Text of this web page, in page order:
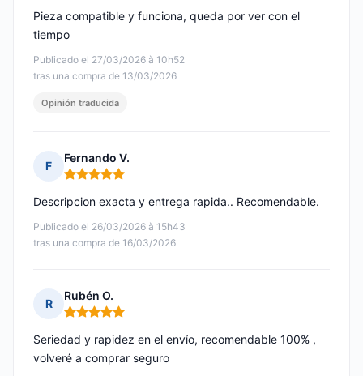
Publicado el 27/03/2026 à 10h52
tras una compra de 13/03/2026
Pieza compatible y funciona, queda por ver con el
tiempo
Opinión traducida
F
Fernando V.
Nota: 5 de 5
Publicado el 26/03/2026 à 15h43
tras una compra de 16/03/2026
Descripcion exacta y entrega rapida.. Recomendable.
R
Rubén O.
Nota: 5 de 5
Seriedad y rapidez en el envío, recomendable 100% ,
volveré a comprar seguro